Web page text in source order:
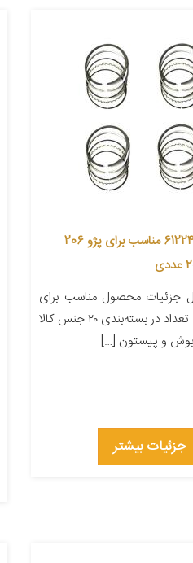
رینگ ریک کد 61224 مناسب برای پژو 206
جزئیات محصول مناسب برای
خودرو پژو ۲۰۶ تعداد در بسته‌بندی ۲۰ جنس کالا
بوش و پیستون […]
جزئیات بیشتر